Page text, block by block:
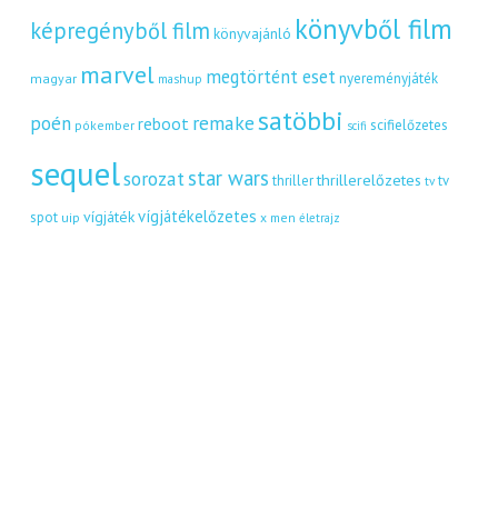
képregényből film könyvajánló könyvből film
magyar marvel mashup megtörtént eset nyereményjáték
poén pókember reboot remakesatöbbi scifi scifielőzetes
sequelsorozatstar wars thriller thrillerelőzetes tv tv
spot uip vígjátékvígjátékelőzetes x men életrajz